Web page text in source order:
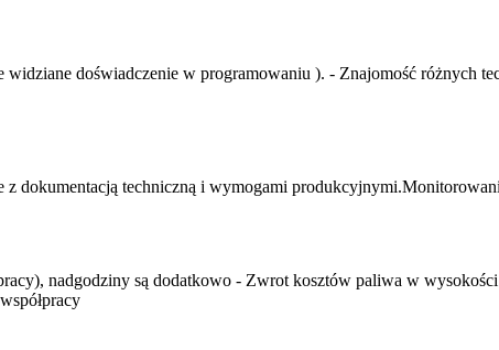
widziane doświadczenie w programowaniu ). - Znajomość
dokumentacją techniczną i wymogami
nadgodziny są dodatkowo - Zwrot kosztów paliwa w